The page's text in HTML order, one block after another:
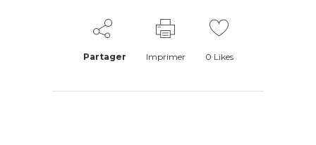
Partager Imprimer 0 Likes